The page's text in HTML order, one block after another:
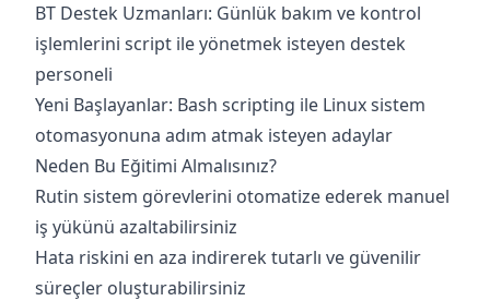
BT Destek Uzmanları: Günlük bakım ve kontrol
işlemlerini script ile yönetmek isteyen destek
personeli
Yeni Başlayanlar: Bash scripting ile Linux sistem
otomasyonuna adım atmak isteyen adaylar
Neden Bu Eğitimi Almalısınız?
Rutin sistem görevlerini otomatize ederek manuel
iş yükünü azaltabilirsiniz
Hata riskini en aza indirerek tutarlı ve güvenilir
süreçler oluşturabilirsiniz